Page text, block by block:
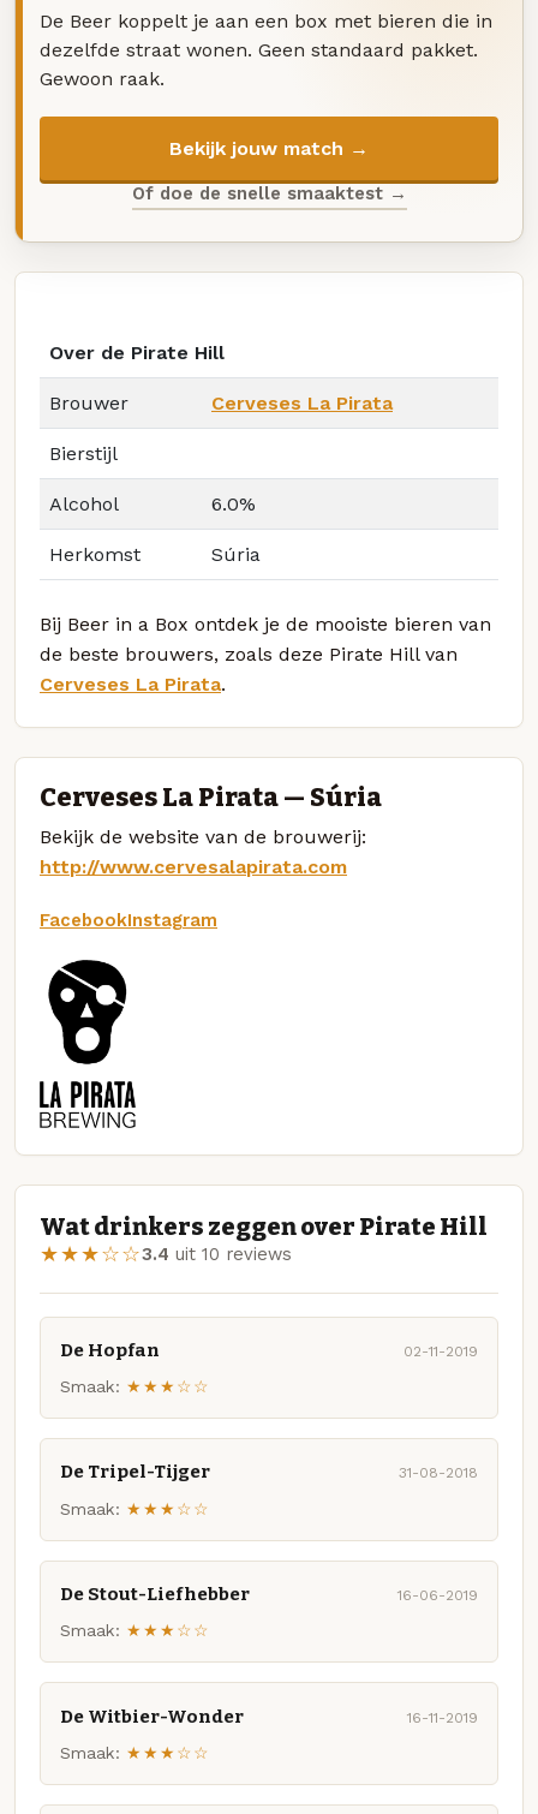
De Beer koppelt je aan een box met bieren die in
dezelfde straat wonen. Geen standaard pakket.
Gewoon raak.
Bekijk jouw match →
Of doe de snelle smaaktest →
Over de Pirate Hill
Brouwer Cerveses La Pirata
Bierstijl
Alcohol 6.0%
Herkomst Súria
Bij Beer in a Box ontdek je de mooiste bieren van
de beste brouwers, zoals deze Pirate Hill van
Cerveses La Pirata.
Cerveses La Pirata — Súria
Bekijk de website van de brouwerij:
http://www.cervesalapirata.com
FacebookInstagram
Wat drinkers zeggen over Pirate Hill
★★★☆☆3.4 uit 10 reviews
De Hopfan 02-11-2019
Smaak: ★★★☆☆
De Tripel-Tijger 31-08-2018
Smaak: ★★★☆☆
De Stout-Liefhebber 16-06-2019
Smaak: ★★★☆☆
De Witbier-Wonder 16-11-2019
Smaak: ★★★☆☆